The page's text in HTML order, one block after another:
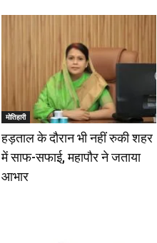
मोतिहारी
हड़ताल के दौरान भी नहीं रुकी शहर
में साफ-सफाई, महापौर ने जताया
आभार